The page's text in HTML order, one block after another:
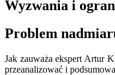
Wyzwania i
Problem
Jak zauważa ekspert Artur
przeanalizować i